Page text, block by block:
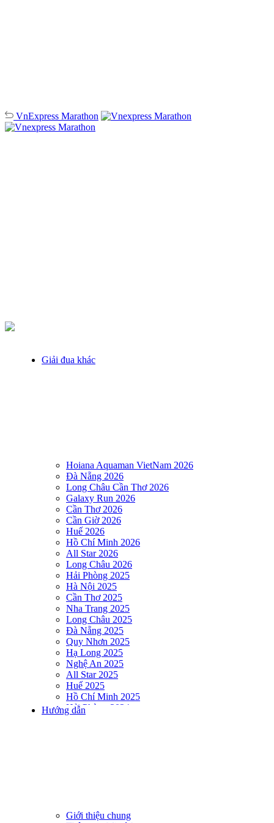
VnExpress Marathon
Giải đua khác
Hoiana Aquaman VietNam 2026
Đà Nẵng 2026
Long Châu Cần Thơ 2026
Galaxy Run 2026
Cần Thơ 2026
Cần Giờ 2026
Huế 2026
Hồ Chí Minh 2026
All Star 2026
Long Châu 2026
Hải Phòng 2025
Hà Nội 2025
Cần Thơ 2025
Nha Trang 2025
Long Châu 2025
Đà Nẵng 2025
Quy Nhơn 2025
Hạ Long 2025
Nghệ An 2025
All Star 2025
Huế 2025
Hồ Chí Minh 2025
Hải Phòng 2024
DNSE AQUAMAN VIETNAM 2024
DNSE AQUAMAN VIETNAM 2023
Hướng dẫn
Giới thiệu chung